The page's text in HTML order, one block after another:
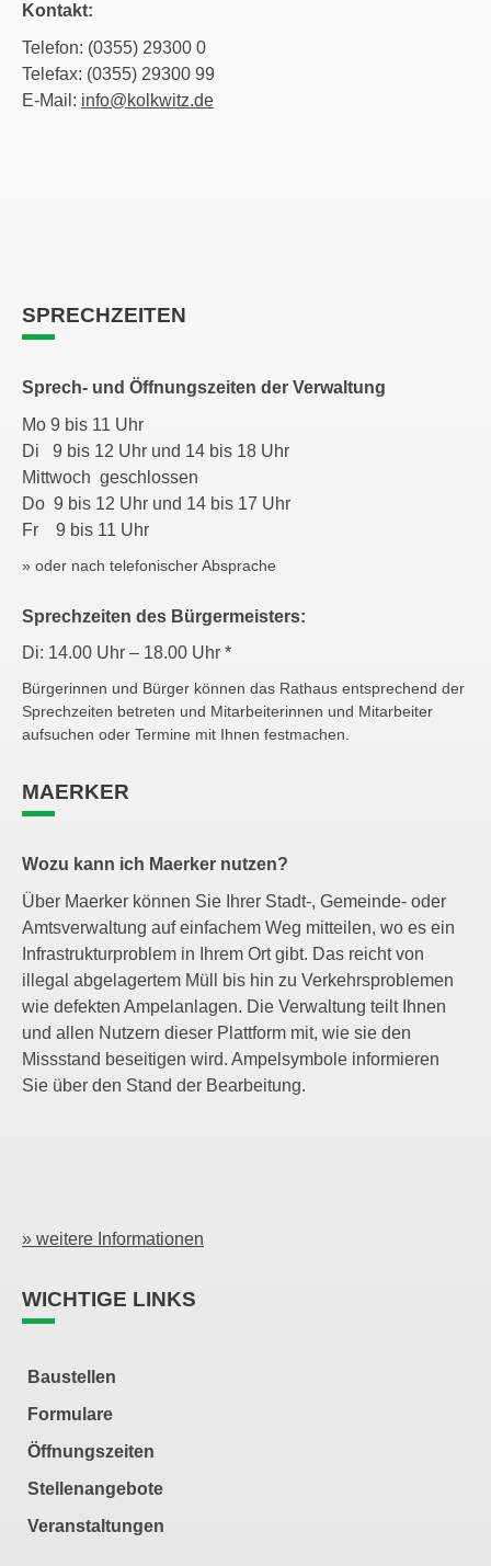
Kontakt:
Telefon: (0355) 29300 0
Telefax: (0355) 29300 99
E-Mail: info@kolkwitz.de
SPRECHZEITEN
Sprech- und Öffnungszeiten der Verwaltung
Mo 9 bis 11 Uhr
Di 9 bis 12 Uhr und 14 bis 18 Uhr
Mittwoch geschlossen
Do 9 bis 12 Uhr und 14 bis 17 Uhr
Fr 9 bis 11 Uhr
» oder nach telefonischer Absprache
Sprechzeiten des Bürgermeisters:
Di: 14.00 Uhr – 18.00 Uhr *
Bürgerinnen und Bürger können das Rathaus entsprechend der
Sprechzeiten betreten und Mitarbeiterinnen und Mitarbeiter
aufsuchen oder Termine mit Ihnen festmachen.
MAERKER
Wozu kann ich Maerker nutzen?
Über Maerker können Sie Ihrer Stadt-, Gemeinde- oder
Amtsverwaltung auf einfachem Weg mitteilen, wo es ein
Infrastrukturproblem in Ihrem Ort gibt. Das reicht von
illegal abgelagertem Müll bis hin zu Verkehrsproblemen
wie defekten Ampelanlagen. Die Verwaltung teilt Ihnen
und allen Nutzern dieser Plattform mit, wie sie den
Missstand beseitigen wird. Ampelsymbole informieren
Sie über den Stand der Bearbeitung.
» weitere Informationen
WICHTIGE LINKS
Baustellen
Formulare
Öffnungszeiten
Stellenangebote
Veranstaltungen